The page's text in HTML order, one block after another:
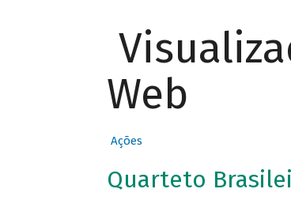
Web
Ações
Quarteto